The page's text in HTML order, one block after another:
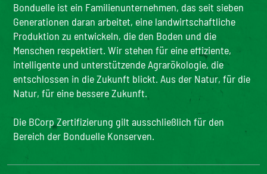
Bonduelle ist ein Familienunternehmen, das seit sieben
Generationen daran arbeitet, eine landwirtschaftliche
Produktion zu entwickeln, die den Boden und die
Menschen respektiert. Wir stehen für eine effiziente,
intelligente und unterstützende Agrarökologie, die
entschlossen in die Zukunft blickt. Aus der Natur, für die
Natur, für eine bessere Zukunft.
Die BCorp Zertifizierung gilt ausschließlich für den
Bereich der Bonduelle Konserven.